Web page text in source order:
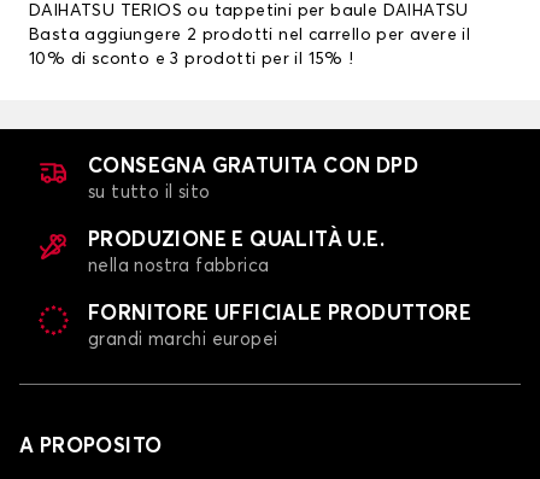
DAIHATSU TERIOS ou tappetini per baule DAIHATSU
Basta aggiungere 2 prodotti nel carrello per avere il
10% di sconto e 3 prodotti per il 15% !
CONSEGNA GRATUITA CON DPD
su tutto il sito
PRODUZIONE E QUALITÀ U.E.
nella nostra fabbrica
FORNITORE UFFICIALE PRODUTTORE
grandi marchi europei
A PROPOSITO